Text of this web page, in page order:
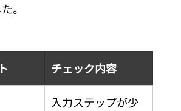
。
チェック内容
入力ステップが少